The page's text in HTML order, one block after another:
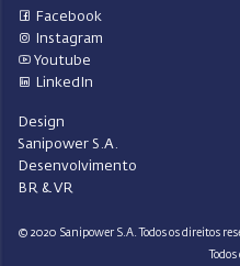
Facebook
Instagram
Youtube
LinkedIn
Design
Sanipower S.A.
Desenvolvimento
BR & VR
© 2020 Sanipower S.A. Todos os direitos